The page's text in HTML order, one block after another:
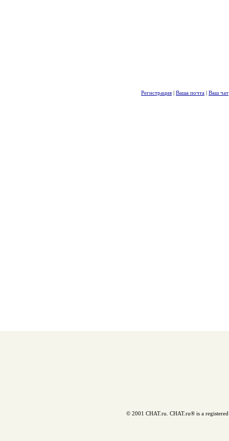
Регистрация | Ваша почта | Ваш чат
© 2001 CHAT.ru. CHAT.ru® is a